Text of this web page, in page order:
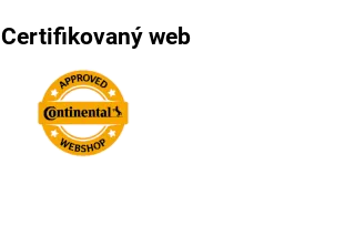
Certifikovaný web